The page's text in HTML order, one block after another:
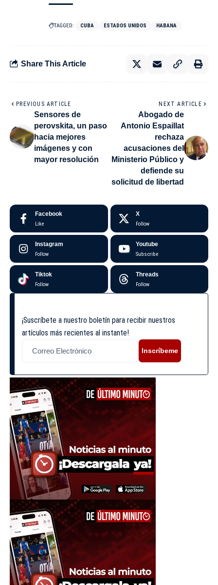
TAGGED: CUBA ESTADOS UNIDOS HABANA
Share This Article
PREVIOUS ARTICLE
Sensores de
perovskita, un paso
hacia mejores
imágenes y con
mayor resolución
NEXT ARTICLE
Abogado de
Antonio Espaillat
rechaza
acusaciones del
Ministerio Público y
defiende su
solicitud de libertad
Facebook
Like
X
Follow
Instagram
Follow
Youtube
Subscribe
Tiktok
Follow
Threads
Follow
¡Suscríbete a nuestro boletín para recibir nuestros
artículos más recientes al instante!
Inscríbeme